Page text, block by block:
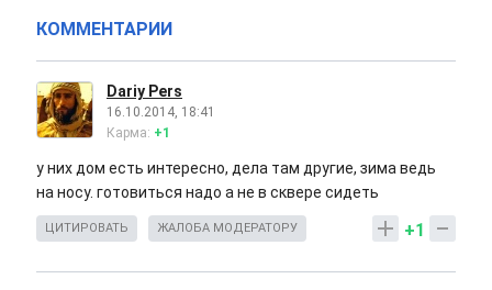
КОММЕНТАРИИ
Dariy Pers
16.10.2014, 18:41
Карма: +1
у них дом есть интересно, дела там другие, зима ведь
на носу. готовиться надо а не в сквере сидеть
+1
ЦИТИРОВАТЬ ЖАЛОБА МОДЕРАТОРУ